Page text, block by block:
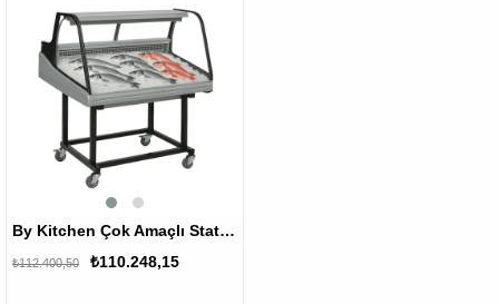
By Kitchen Çok Amaçlı Statik Teşhir Dolabı
₺110.248,15
₺112.400,50